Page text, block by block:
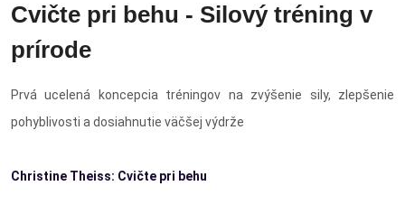
Cvičte pri behu - Silový tréning v
prírode
Prvá ucelená koncepcia tréningov na zvýšenie sily, zlepšenie
pohyb­livosti a dosiahnutie väčšej výdrže
Christine Theiss: Cvičte pri behu